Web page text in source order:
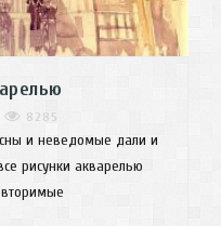
8285
и неведомые дали и
рисунки акварелью